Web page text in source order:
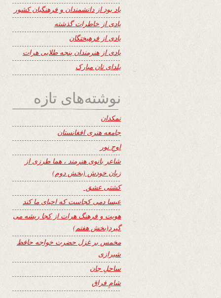
یاد بود از دانشمندان و فرهنگیان کشور
یادی از خاطرات گذشته
یادی از فرهیختگان
یادی از هنرمندان پنجه طلایی هرات
یلدای تان مبارک
نوشته‌های تازه
نمکدان
جامعه هنری افغانستان
اوجِ نور
شاعر بانوی هنرمند ، هما طرزی از
زبان خودش (بخش دوم)
کشتی عشق
عیسا دمی کجاست که احیای ما کند
هویت و فرهنگ هرات از کجا ریشه می
گیرد(بخش هفتم)
مخمس بر غزل حضرت خواجه حافظ
شیرازی
ساحلِ جان
شامِ فراق